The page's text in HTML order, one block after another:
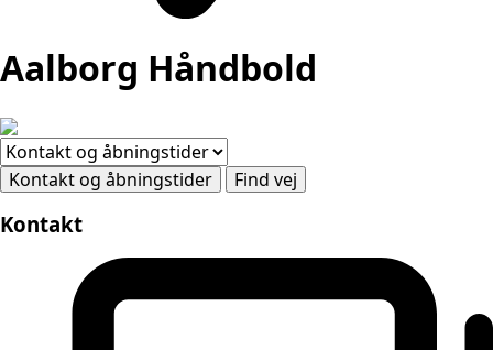
Aalborg Håndbold
Kontakt og åbningstider Find vej
Kontakt